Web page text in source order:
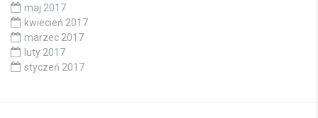
maj 2017
kwiecień 2017
marzec 2017
luty 2017
styczeń 2017